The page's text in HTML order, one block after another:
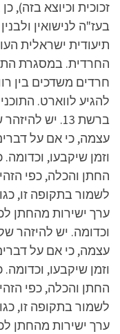
זכוכית וכיוצא בזה),
בעז"ה לנישואין
תיעודית ישראלית
החרדית. במסגרת
חרדים משדכים בין
ברשת 13. יש
עצמה, כי אם על
וזמן שיקבעו,
החתן והכלה, כפי
לשמור בתקופה זו,
ערך ישירות מהחתן
וכדומה. יש להיזהר
עצמה, כי אם על
וזמן שיקבעו,
החתן והכלה, כפי
לשמור בתקופה זו,
ערך ישירות מהחתן